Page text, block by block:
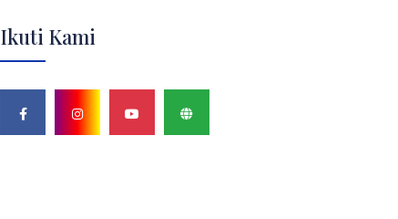
Ikuti Kami